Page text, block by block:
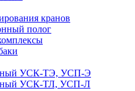
кранов
полог
УСК-ТЭ, УСП-Э
УСК-ТЛ, УСП-Л